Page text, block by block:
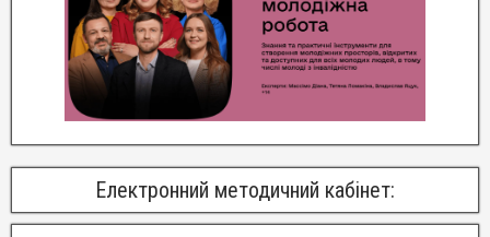
Електронний методичний кабінет: